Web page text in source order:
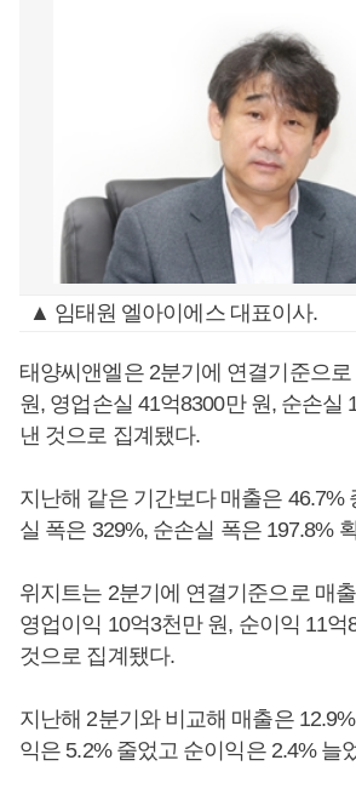
▲ 임태원 엘아이에스 대표이사.
태양씨앤엘은 2분기에 연결기준으
원, 영업손실 41억8300만 원, 순손실
낸 것으로 집계됐다.
지난해 같은 기간보다 매출은 46.7%
실 폭은 329%, 순손실 폭은 197.8%
위지트는 2분기에 연결기준으로 매
영업이익 10억3천만 원, 순이익 11억
것으로 집계됐다.
지난해 2분기와 비교해 매출은
익은 5.2% 줄었고 순이익은 2.4% 늘